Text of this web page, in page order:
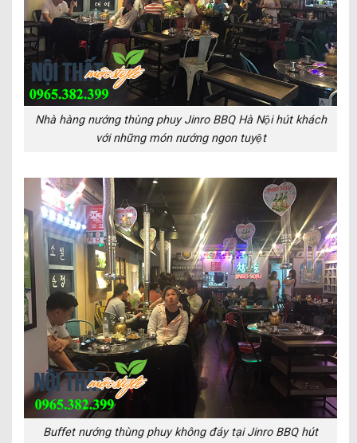
Nhà hàng nướng thùng phuy Jinro BBQ Hà Nội hút khách
với những món nướng ngon tuyệt
Buffet nướng thùng phuy không đáy tại Jinro BBQ hút